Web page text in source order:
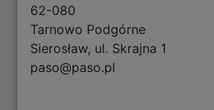
62-080
Tarnowo Podgórne
Sierosław, ul. Skrajna 1
paso@paso.pl